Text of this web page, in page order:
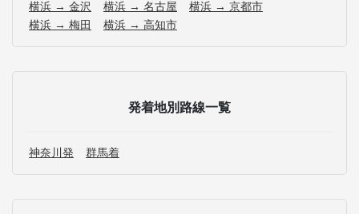
横浜 → 金沢 横浜 → 名古屋
横浜 → 京都市
横浜 → 梅田
横浜 → 高知市
発着地別路線一覧
神奈川発 群馬着